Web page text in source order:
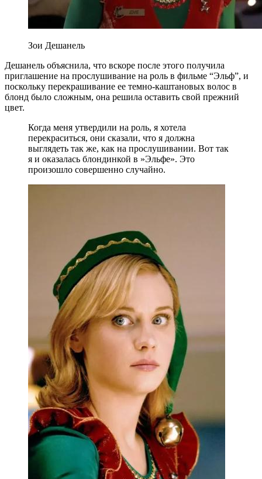
Зои Дешанель
Дешанель объяснила, что вскоре после этого получила
приглашение на прослушивание на роль в фильме “Эльф”, и
поскольку перекрашивание ее темно-каштановых волос в
блонд было сложным, она решила оставить свой прежний
цвет.
Когда меня утвердили на роль, я хотела
перекраситься, они сказали, что я должна
выглядеть так же, как на прослушивании. Вот так
я и оказалась блондинкой в ​​»Эльфе». Это
произошло совершенно случайно.